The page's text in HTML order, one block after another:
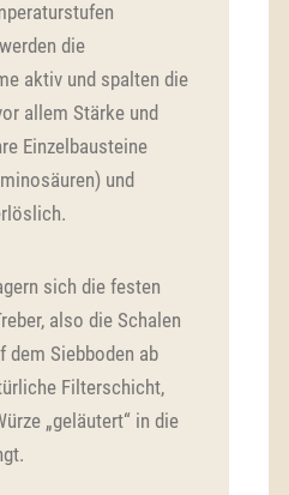
die
aktiv und spalten die
allem Stärke und
Einzelbausteine
und
sich die festen
also die Schalen
dem Siebboden ab
Filterschicht,
„geläutert“ in die